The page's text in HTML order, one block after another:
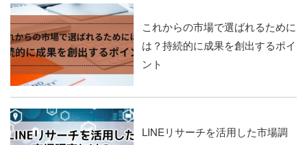
これからの市場で選ばれるために
は？持続的に成果を創出するポイ
ント
LINEリサーチを活用した市場調